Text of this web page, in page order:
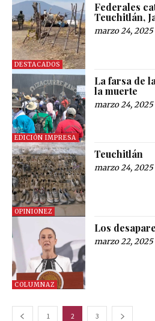
DESTACADOS
Federales
Teuchitlán,
marzo 24, 2025
EDICIÓN IMPRESA
La farsa de
la muerte
marzo 24, 2025
OPINIONEZ
Teuchitlán
marzo 24, 2025
COLUMNAZ
Los
marzo 22, 2025
1 2 3